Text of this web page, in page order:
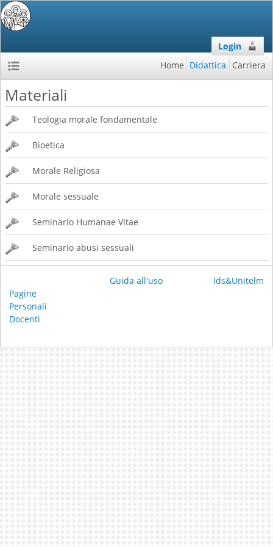
Login
Home Didattica Carriera
Materiali
Teologia morale fondamentale
Bioetica
Morale Religiosa
Morale sessuale
Seminario Humanae Vitae
Seminario abusi sessuali
Pagine
Personali
Docenti
Guida all'uso Ids&Unitelm